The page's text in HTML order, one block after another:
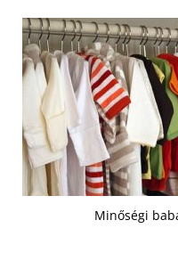
Minőségi